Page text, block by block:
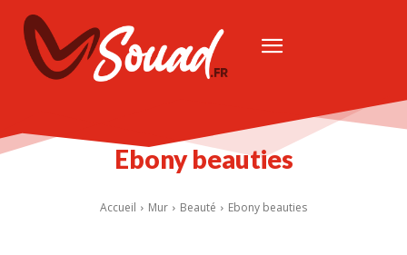
Ebony beauties
Accueil Mur Beauté Ebony beauties